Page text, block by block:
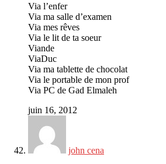
Via l’enfer
Via ma salle d’examen
Via mes rêves
Via le lit de ta soeur
Viande
ViaDuc
Via ma tablette de chocolat
Via le portable de mon prof
Via PC de Gad Elmaleh
juin 16, 2012
john cena